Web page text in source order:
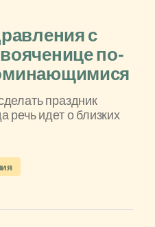
с
по-
праздник
речь идет о близких